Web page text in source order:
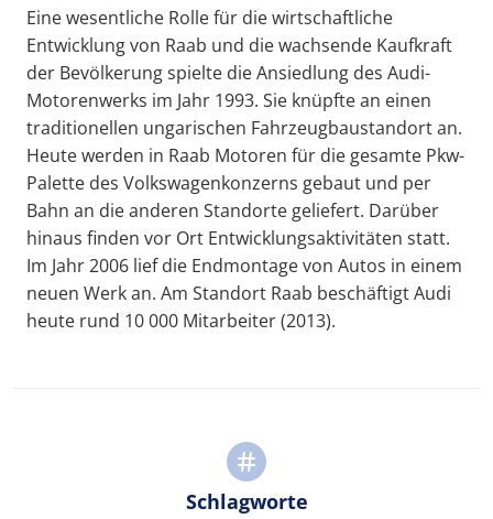
Eine wesentliche Rolle für die wirtschaftliche
Entwicklung von Raab und die wachsende Kaufkraft
der Bevölkerung spielte die Ansiedlung des Audi-
Motorenwerks im Jahr 1993. Sie knüpfte an einen
traditionellen ungarischen Fahrzeugbaustandort an.
Heute werden in Raab Motoren für die gesamte Pkw-
Palette des Volkswagenkonzerns gebaut und per
Bahn an die anderen Standorte geliefert. Darüber
hinaus finden vor Ort Entwicklungsaktivitäten statt.
Im Jahr 2006 lief die Endmontage von Autos in einem
neuen Werk an. Am Standort Raab beschäftigt Audi
heute rund 10 000 Mitarbeiter (2013).
Schlagworte